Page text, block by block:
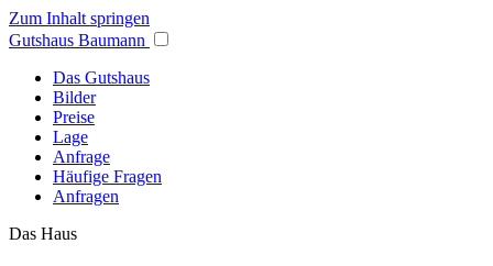
Zum Inhalt springen
Gutshaus Baumann
Das Gutshaus
Bilder
Preise
Lage
Anfrage
Häufige Fragen
Anfragen
Das Haus